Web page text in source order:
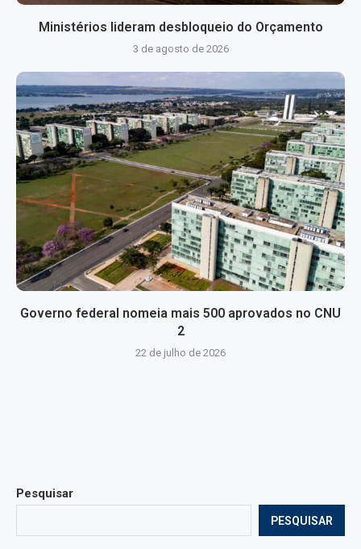
Ministérios lideram desbloqueio do Orçamento
3 de agosto de 2026
Governo federal nomeia mais 500 aprovados no CNU
2
22 de julho de 2026
Pesquisar
PESQUISAR